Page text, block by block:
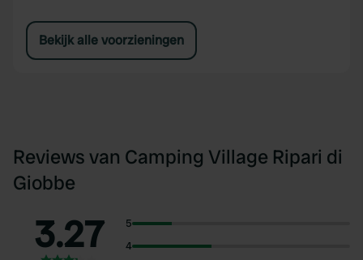
Bekijk alle voorzieningen
Reviews van Camping Village Ripari di
Giobbe
3.27
5
4